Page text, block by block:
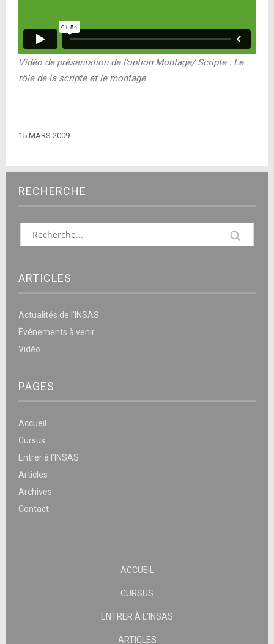
Vidéo de présentation de l’option Montage/ Scripte : Le
rôle de la scripte et le montage.
15 MARS 2009
RECHERCHE
ARTICLES
Actualités de l’INSAS
Événements à venir
Vidéo
PAGES
Accueil
Cursus
Entrer à l’INSAS
Articles
Archives
Contact
ACCUEIL
CURSUS
ENTRER À L’INSAS
ARTICLES